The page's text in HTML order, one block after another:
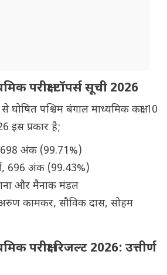
परीक्षा टॉपर्स सूची 2026
घोषित पश्चिम बंगाल माध्यमिक कक्षा 10
इस प्रकार है;
अंक (99.71%)
696 अंक (99.43%)
और मैनाक मंडल
कामकर, सौविक दास, सोहम
परीक्षा रिजल्ट 2026: उत्तीर्ण